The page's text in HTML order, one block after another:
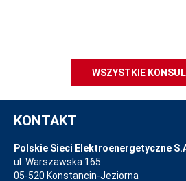
WSZYSTKIE
KONTAKT
Polskie Sieci Elektroenergetyczne
ul. Warszawska 165
05-520 Konstancin-Jeziorna